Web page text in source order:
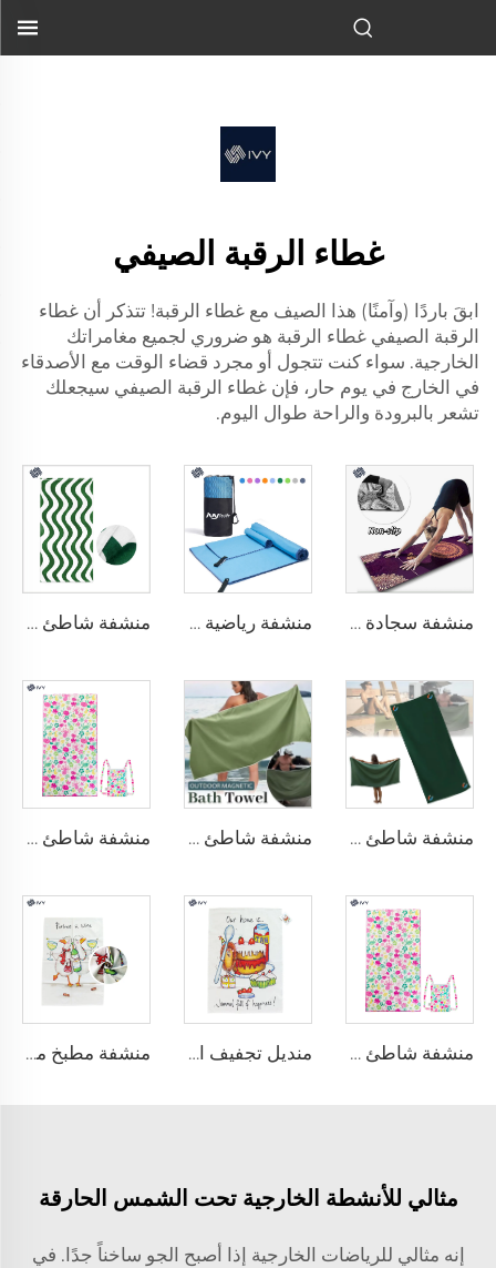
تخرج وتمشي أو...">
غطاء الرقبة الصيفي
ابقَ باردًا (وآمنًا) هذا الصيف مع غطاء الرقبة! تتذكر أن غطاء
الرقبة الصيفي غطاء الرقبة هو ضروري لجميع مغامراتك
الخارجية. سواء كنت تتجول أو مجرد قضاء الوقت مع الأصدقاء
في الخارج في يوم حار، فإن غطاء الرقبة الصيفي سيجعلك
تشعر بالبرودة والراحة طوال اليوم.
منشفة سجادة اليوجا منشفة رياضية مصنوعة من الألياف الدقيقة منشفة شاطئ من القطن
منشفة شاطئ مغناطيسية منشفة شاطئ مع مغناطيس منشفة شاطئ للسفر
منشفة شاطئ للأطفال مع حقيبة منديل تجفيف الأطباق منشفة مطبخ مطبوعة حسب الطلب
مثالي للأنشطة الخارجية تحت الشمس الحارقة
إنه مثالي للرياضات الخارجية إذا أصبح الجو ساخناً جدًا. في